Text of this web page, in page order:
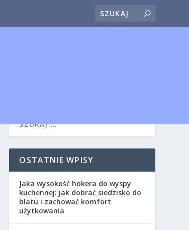
OSTATNIE WPISY
Jaka wysokość hokera do wyspy
kuchennej: jak dobrać siedzisko do
blatu i zachować komfort
użytkowania